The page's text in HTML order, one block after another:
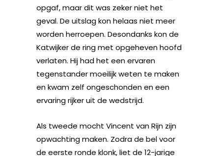
opgaf, maar dit was zeker niet het
geval. De uitslag kon helaas niet meer
worden herroepen. Desondanks kon de
Katwijker de ring met opgeheven hoofd
verlaten. Hij had het een ervaren
tegenstander moeilijk weten te maken
en kwam zelf ongeschonden en een
ervaring rijker uit de wedstrijd.
Als tweede mocht Vincent van Rijn zijn
opwachting maken. Zodra de bel voor
de eerste ronde klonk, liet de 12-jarige